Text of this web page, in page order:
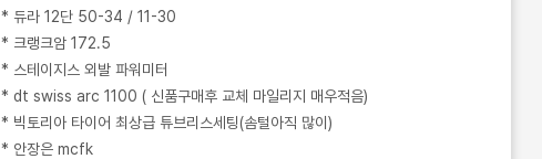
* 듀라 12단 50-34 / 11-30
* 크랭크암 172.5
* 스테이지스 외발 파워미터
* dt swiss arc 1100 ( 신품구매후 교체 마일리지 매우적음)
* 빅토리아 타이어 최상급 튜브리스세팅(솜털아직 많이)
* 안장은 mcfk